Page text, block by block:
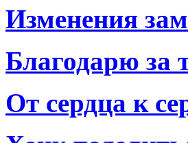
Изменения
Благодарю за
От сердца к